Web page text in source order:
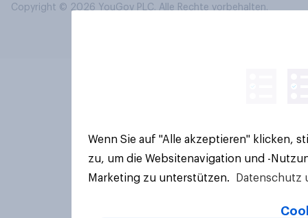
Copyright © 2026 YouGov PLC. Alle Rechte vorbehalten.
Wenn Sie auf "Alle akzeptieren" klicken,
zu, um die Websitenavigation und -
Marketing zu unterstützen.
Datenschutz